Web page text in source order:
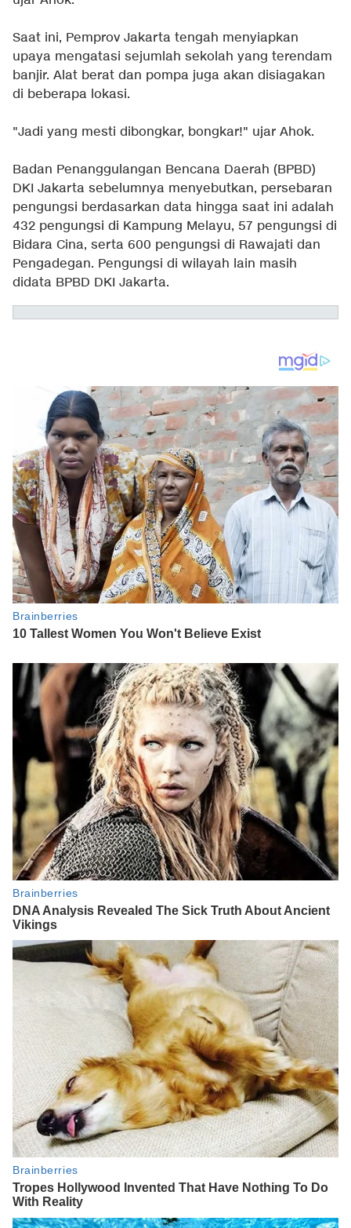
Saat ini, Pemprov Jakarta tengah menyiapkan
upaya mengatasi sejumlah sekolah yang terendam
banjir. Alat berat dan pompa juga akan disiagakan
di beberapa lokasi.
"Jadi yang mesti dibongkar, bongkar!" ujar Ahok.
Badan Penanggulangan Bencana Daerah (BPBD)
DKI Jakarta sebelumnya menyebutkan, persebaran
pengungsi berdasarkan data hingga saat ini adalah
432 pengungsi di Kampung Melayu, 57 pengungsi di
Bidara Cina, serta 600 pengungsi di Rawajati dan
Pengadegan. Pengungsi di wilayah lain masih
didata BPBD DKI Jakarta.